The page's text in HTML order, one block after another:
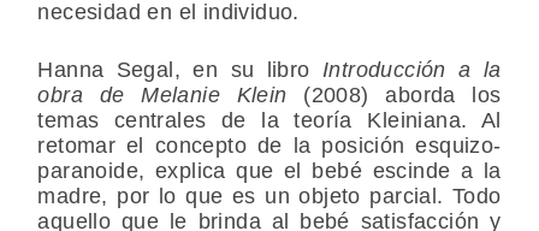
necesidad en el individuo.
Hanna Segal, en su libro Introducción a la
obra de Melanie Klein (2008) aborda los
temas centrales de la teoría Kleiniana. Al
retomar el concepto de la posición esquizo-
paranoide, explica que el bebé escinde a la
madre, por lo que es un objeto parcial. Todo
aquello que le brinda al bebé satisfacción y